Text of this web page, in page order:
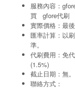
聯絡方式
服務內容：
買 gfore代刷
實際價格：最
匯率計算：以
準。
代刷費用：免
(1.5%)
截止日期：無
聯絡方式：